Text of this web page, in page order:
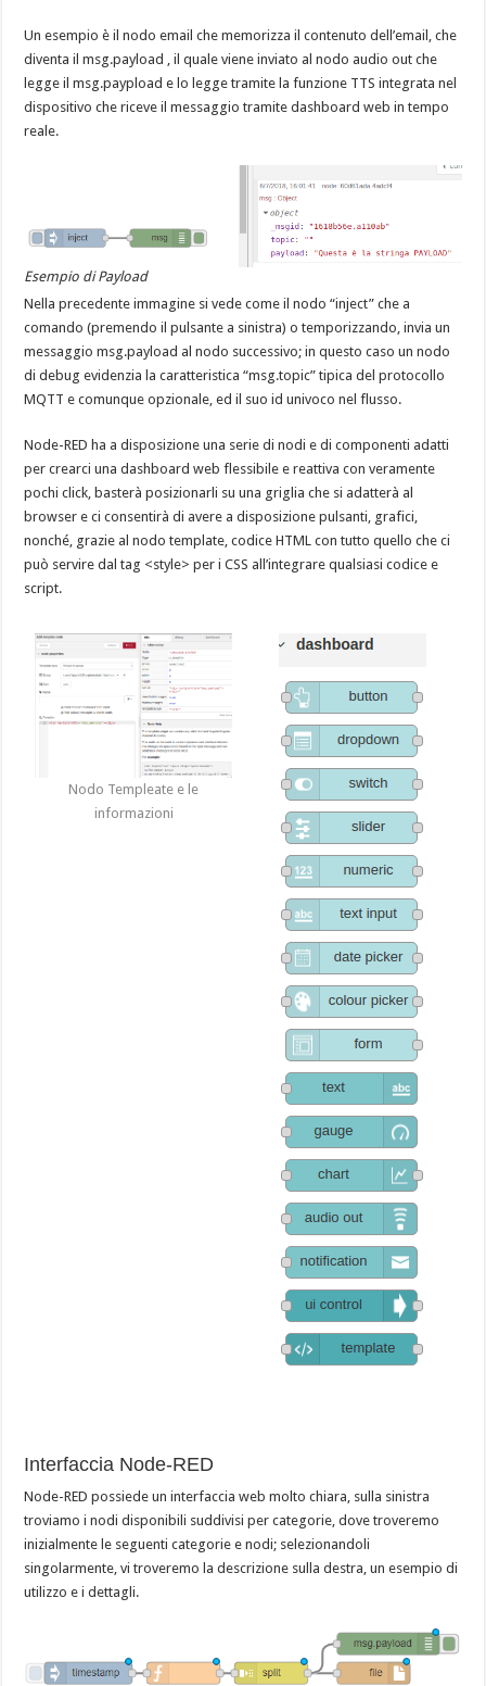
Un esempio è il nodo email che memorizza il contenuto dell’email, che
diventa il msg.payload , il quale viene inviato al nodo audio out che
legge il msg.paypload e lo legge tramite la funzione TTS integrata nel
dispositivo che riceve il messaggio tramite dashboard web in tempo
reale.
Esempio di Payload
Nella precedente immagine si vede come il nodo “inject” che a
comando (premendo il pulsante a sinistra) o temporizzando, invia un
messaggio msg.payload al nodo successivo; in questo caso un nodo
di debug evidenzia la caratteristica “msg.topic” tipica del protocollo
MQTT e comunque opzionale, ed il suo id univoco nel flusso.
Node-RED ha a disposizione una serie di nodi e di componenti adatti
per crearci una dashboard web flessibile e reattiva con veramente
pochi click, basterà posizionarli su una griglia che si adatterà al
browser e ci consentirà di avere a disposizione pulsanti, grafici,
nonché, grazie al nodo template, codice HTML con tutto quello che ci
può servire dal tag <style> per i CSS all’integrare qualsiasi codice e
script.
Nodo Templeate e le
informazioni
Interfaccia Node-RED
Node-RED possiede un interfaccia web molto chiara, sulla sinistra
troviamo i nodi disponibili suddivisi per categorie, dove troveremo
inizialmente le seguenti categorie e nodi; selezionandoli
singolarmente, vi troveremo la descrizione sulla destra, un esempio di
utilizzo e i dettagli.